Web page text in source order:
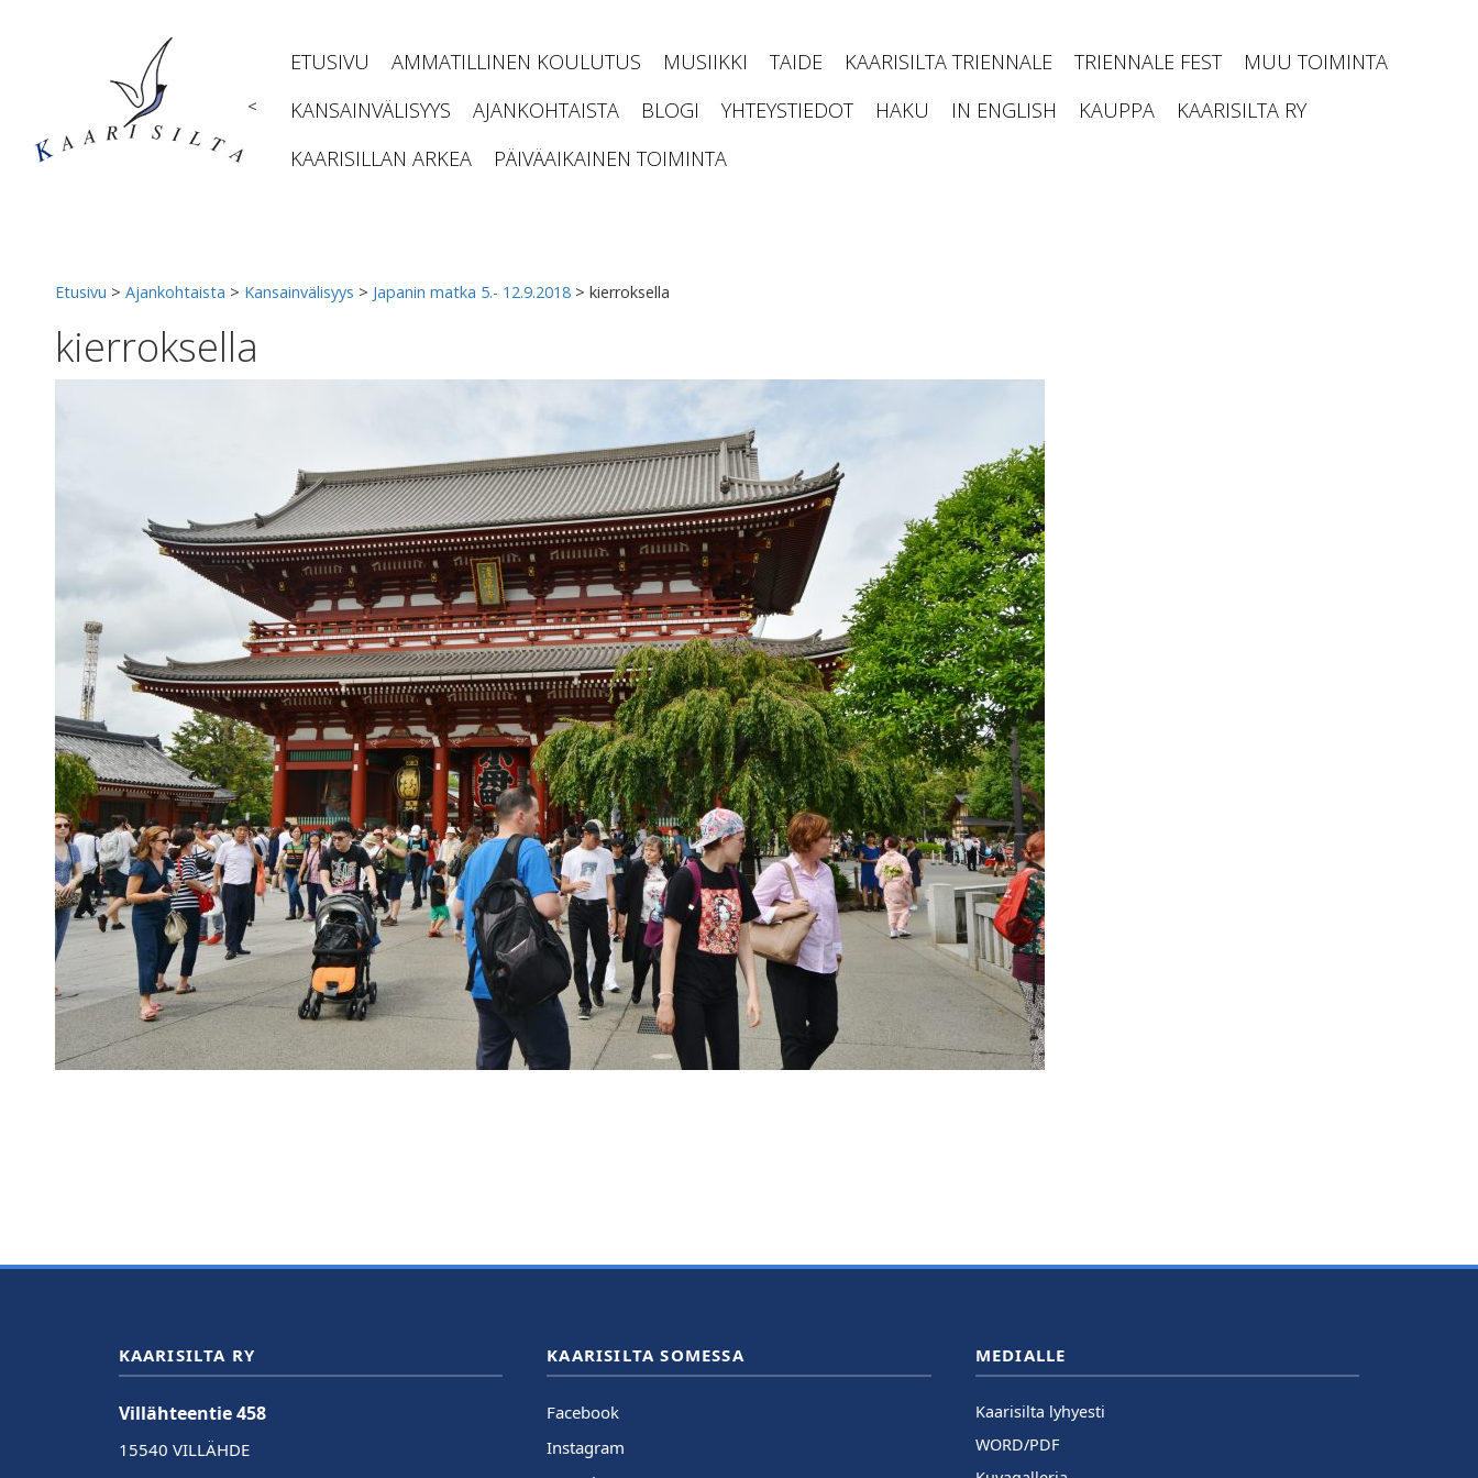
<
ETUSIVU AMMATILLINEN KOULUTUS MUSIIKKI TAIDE KAARISILTA TRIENNALE TRIENNALE FEST
MUU TOIMINTA
KANSAINVÄLISYYS
AJANKOHTAISTA BLOGI YHTEYSTIEDOT HAKU IN ENGLISH KAUPPA
KAARISILTA RY
KAARISILLAN ARKEA
PÄIVÄAIKAINEN TOIMINTA
Etusivu > Ajankohtaista > Kansainvälisyys > Japanin matka 5.- 12.9.2018 > kierroksella
kierroksella
KAARISILTA RY
Villähteentie 458
15540 VILLÄHDE
KAARISILTA SOMESSA
Facebook
Instagram
MEDIALLE
Kaarisilta lyhyesti
WORD/PDF